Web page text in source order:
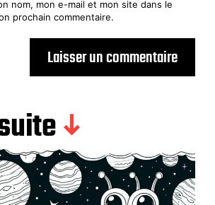
nom, mon e-mail et mon site dans le
prochain commentaire.